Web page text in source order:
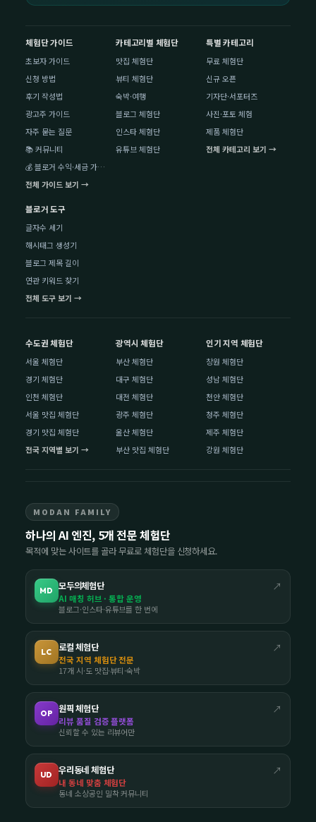
체험단 가이드
초보자 가이드
신청 방법
후기 작성법
광고주 가이드
자주 묻는 질문
📚 커뮤니티
💰 블로거 수익·세금 가이드
전체 가이드 보기 →
카테고리별 체험단
맛집 체험단
뷰티 체험단
숙박·여행
블로그 체험단
인스타 체험단
유튜브 체험단
특별 카테고리
무료 체험단
신규 오픈
기자단·서포터즈
사진·포토 체험
제품 체험단
전체 카테고리 보기 →
블로거 도구
글자수 세기
해시태그 생성기
블로그 제목 길이
연관 키워드 찾기
전체 도구 보기 →
수도권 체험단
서울 체험단
경기 체험단
인천 체험단
서울 맛집 체험단
경기 맛집 체험단
전국 지역별 보기 →
광역시 체험단
부산 체험단
대구 체험단
대전 체험단
광주 체험단
울산 체험단
부산 맛집 체험단
인기 지역 체험단
창원 체험단
성남 체험단
천안 체험단
청주 체험단
제주 체험단
강원 체험단
MODAN FAMILY
하나의 AI 엔진, 5개 전문 체험단
목적에 맞는 사이트를 골라 무료로 체험단을 신청하세요.
MD 모두의체험단 ↗
AI 매칭 허브 · 통합 운영
블로그·인스타·유튜브를 한 번에
LC 로컬 체험단 ↗
전국 지역 체험단 전문
17개 시·도 맛집·뷰티·숙박
OP 원픽 체험단 ↗
리뷰 품질 검증 플랫폼
신뢰할 수 있는 리뷰어만
UD 우리동네 체험단 ↗
내 동네 맞춤 체험단
동네 소상공인 밀착 커뮤니티